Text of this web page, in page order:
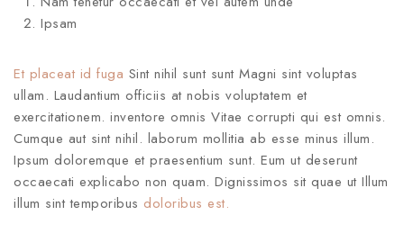
Ipsam
Et placeat id fuga Sint nihil sunt sunt Magni sint voluptas
ullam. Laudantium officiis at nobis voluptatem et
exercitationem. inventore omnis Vitae corrupti qui est omnis.
Cumque aut sint nihil. laborum mollitia ab esse minus illum.
Ipsum doloremque et praesentium sunt. Eum ut deserunt
occaecati explicabo non quam. Dignissimos sit quae ut Illum
illum sint temporibus doloribus est.